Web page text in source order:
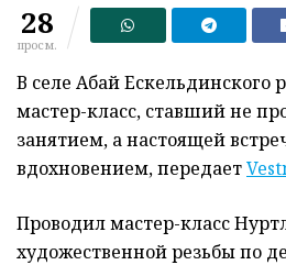
28
просм.
В селе Абай Ескельдинского
мастер-класс, ставший не
занятием, а настоящей
вдохновением, передает
Проводил мастер-класс
художественной резьбы по